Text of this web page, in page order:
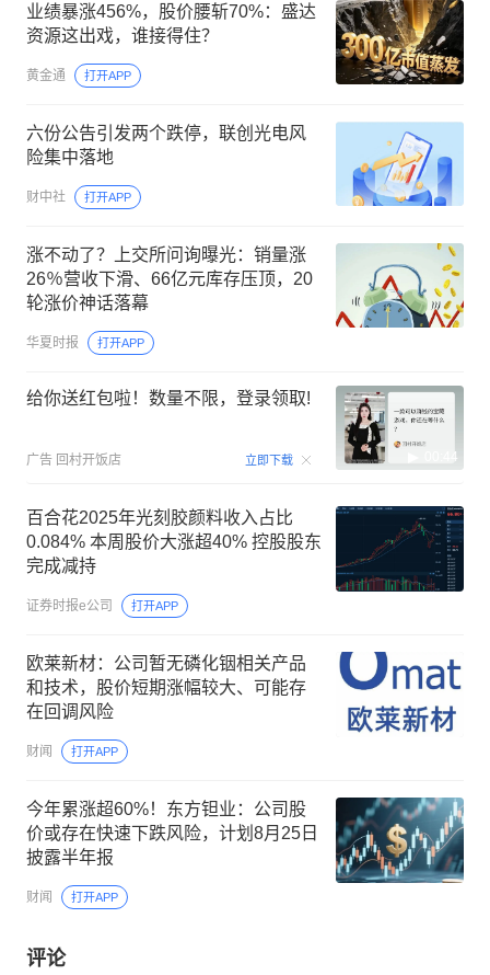
业绩暴涨456%，股价腰斩70%：盛达
资源这出戏，谁接得住？
黄金通 打开APP
六份公告引发两个跌停，联创光电风
险集中落地
财中社 打开APP
涨不动了？上交所问询曝光：销量涨
26％营收下滑、66亿元库存压顶，20
轮涨价神话落幕
华夏时报 打开APP
给你送红包啦！数量不限，登录领取!
广告 回村开饭店 立即下载 00:44
百合花2025年光刻胶颜料收入占比
0.084% 本周股价大涨超40% 控股股东
完成减持
证券时报e公司 打开APP
欧莱新材：公司暂无磷化铟相关产品
和技术，股价短期涨幅较大、可能存
在回调风险
财闻 打开APP
今年累涨超60%！东方钽业：公司股
价或存在快速下跌风险，计划8月25日
披露半年报
财闻 打开APP
评论